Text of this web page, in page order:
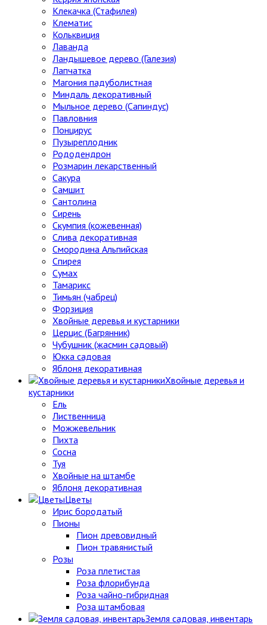
Клекачка (Стафилея)
Клематис
Кольквиция
Лаванда
Ландышевое дерево (Галезия)
Лапчатка
Магония падуболистная
Миндаль декоративный
Мыльное дерево (Сапиндус)
Павловния
Понцирус
Пузыреплодник
Рододендрон
Розмарин лекарственный
Сакура
Самшит
Сантолина
Сирень
Скумпия (кожевенная)
Слива декоративная
Смородина Альпийская
Спирея
Сумах
Тамарикс
Тимьян (чабрец)
Форзиция
Хвойные деревья и кустарники
Церцис (Багрянник)
Чубушник (жасмин садовый)
Юкка садовая
Яблоня декоративная
Хвойные деревья и
кустарники
Ель
Лиственница
Можжевельник
Пихта
Сосна
Туя
Хвойные на штамбе
Яблоня декоративная
Цветы
Ирис бородатый
Пионы
Пион древовидный
Пион травянистый
Розы
Роза плетистая
Роза флорибунда
Роза чайно-гибридная
Роза штамбовая
Земля садовая, инвентарь